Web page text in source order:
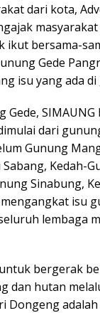
dari kota,
ikut bersama-
Gede
isu yang ada
Gede,
dari
Gunung
Kedah-
Sinabung,
isu
lembaga
bergerak
dan hutan
Dongeng